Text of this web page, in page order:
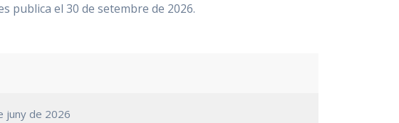
publica el 30 de setembre de 2026.
juny de 2026